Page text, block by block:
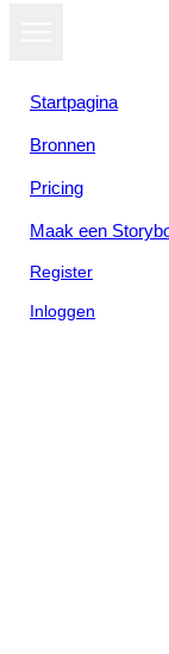
Startpagina
Bronnen
Pricing
Maak een
Register
Inloggen